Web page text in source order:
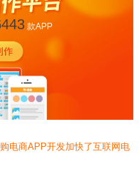
款APP
电商APP开发加快了互联网电